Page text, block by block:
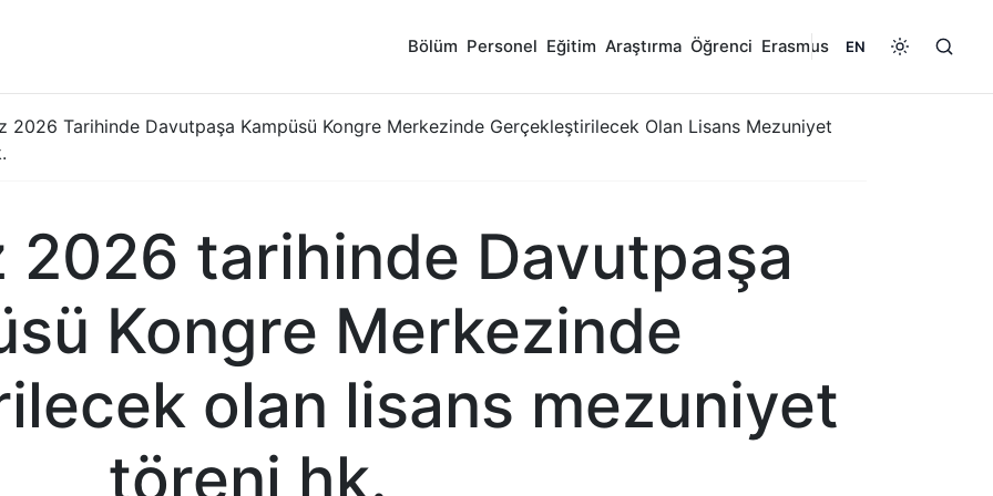
Bölüm Personel Eğitim Araştırma Öğrenci Erasmus EN
2026 Tarihinde Davutpaşa Kampüsü Kongre Merkezinde Gerçekleştirilecek Olan Lisans Mezuniyet
2026 tarihinde Davutpaşa
Kongre Merkezinde
olan lisans mezuniyet
töreni hk.